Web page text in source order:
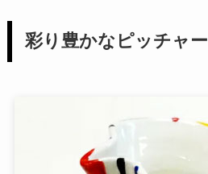
彩り豊かなピッチャー